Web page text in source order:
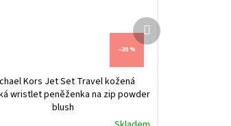
–20 %
Kors Jet Set Travel kožená
wristlet peněženka na zip powder
blush
Další
produkt